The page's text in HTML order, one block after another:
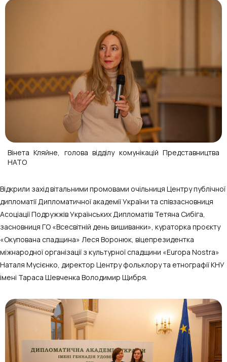
Вінета Кляйне, голова відділу комунікацій Представництва
НАТО
Відкрили захід вітальними промовами очільниця Центру публічної
дипломатії Дипломатичної академії України та співзасновниця
Асоціації Подружжів Українських Дипломатів Тетяна Сибіга,
засновниця ГО «Всесвітній день вишиванки», кураторка проєкту
«Окупована спадщина» Леся Воронюк, віцепрезидентка
міжнародної організації з культурної спадщини «Europa Nostra»
Наталя Мусієнко, директор Центру фольклору та етнографії КНУ
імені Тараса Шевченка Володимир Щибря.